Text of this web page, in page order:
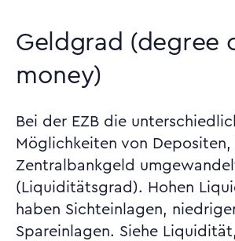
Geldgrad (degree
money)
Bei der EZB die
Möglichkeiten von Depositen,
Zentralbankgeld
(Liquiditätsgrad). Hohen
haben Sichteinlagen,
Spareinlagen. Siehe